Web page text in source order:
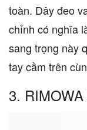
toàn. Dây đeo
chỉnh có nghĩa
sang trọng này
tay cầm trên
3.